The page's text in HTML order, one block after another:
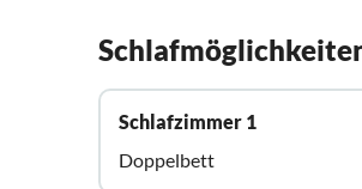
Schlafzimmer 1
Doppelbett